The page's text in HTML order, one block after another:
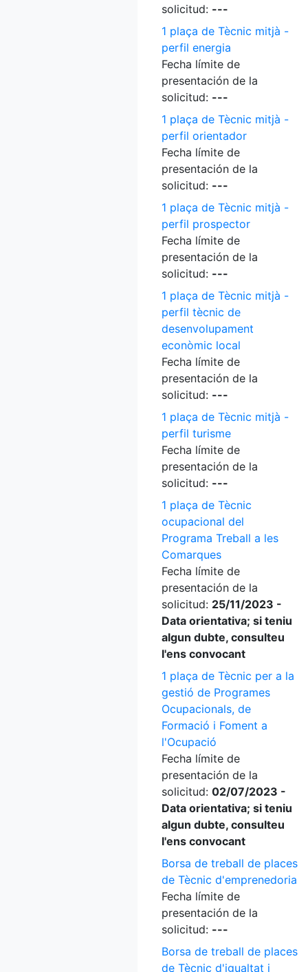
solicitud: ---
1 plaça de Tècnic mitjà -
perfil energia
Fecha límite de
presentación de la
solicitud: ---
1 plaça de Tècnic mitjà -
perfil orientador
Fecha límite de
presentación de la
solicitud: ---
1 plaça de Tècnic mitjà -
perfil prospector
Fecha límite de
presentación de la
solicitud: ---
1 plaça de Tècnic mitjà -
perfil tècnic de
desenvolupament
econòmic local
Fecha límite de
presentación de la
solicitud: ---
1 plaça de Tècnic mitjà -
perfil turisme
Fecha límite de
presentación de la
solicitud: ---
1 plaça de Tècnic
ocupacional del
Programa Treball a les
Comarques
Fecha límite de
presentación de la
solicitud: 25/11/2023 -
Data orientativa; si teniu
algun dubte, consulteu
l'ens convocant
1 plaça de Tècnic per a la
gestió de Programes
Ocupacionals, de
Formació i Foment a
l'Ocupació
Fecha límite de
presentación de la
solicitud: 02/07/2023 -
Data orientativa; si teniu
algun dubte, consulteu
l'ens convocant
Borsa de treball de places
de Tècnic d'emprenedoria
Fecha límite de
presentación de la
solicitud: ---
Borsa de treball de places
de Tècnic d'igualtat i